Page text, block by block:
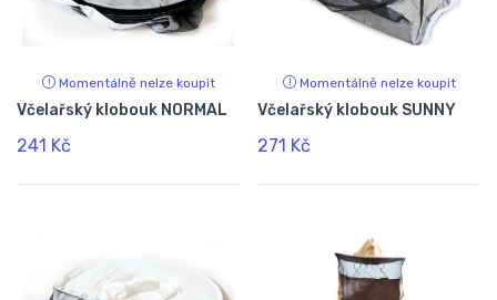
Momentálně nelze koupit
Včelařský klobouk NORMAL
241 Kč
Momentálně nelze koupit
Včelařský klobouk SUNNY
271 Kč